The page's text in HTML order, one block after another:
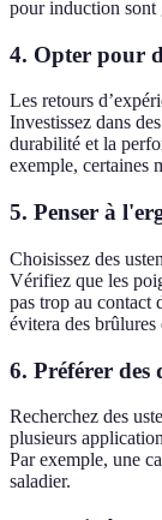
pour induction sont
4. Opter pour
Les retours
Investissez dans
durabilité et la
exemple, certaines
5. Penser à
Choisissez des
Vérifiez que les
pas trop au contact
évitera des
6. Préférer des
Recherchez des
plusieurs
Par exemple, une
saladier.